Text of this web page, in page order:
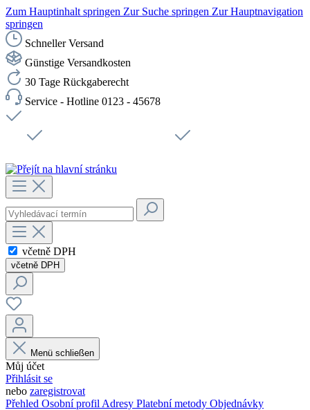
Zum Hauptinhalt springen Zur Suche springen Zur Hauptnavigation
springen
Schneller Versand
Günstige Versandkosten
30 Tage Rückgaberecht
Service - Hotline 0123 - 45678
včetně DPH
včetně DPH
Menü schließen
Můj účet
Přihlásit se
nebo zaregistrovat
Přehled Osobní profil Adresy Platební metody Objednávky